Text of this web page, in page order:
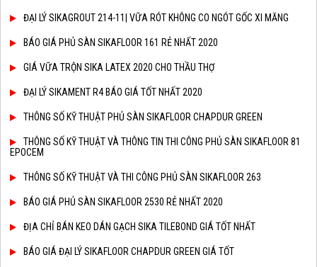
ĐẠI LÝ SIKAGROUT 214-11| VỮA RÓT KHÔNG CO NGÓT GỐC XI MĂNG
BÁO GIÁ PHỦ SÀN SIKAFLOOR 161 RẺ NHẤT 2020
GIÁ VỮA TRỘN SIKA LATEX 2020 CHO THẦU THỢ
ĐẠI LÝ SIKAMENT R4 BÁO GIÁ TỐT NHẤT 2020
THÔNG SỐ KỸ THUẬT PHỦ SÀN SIKAFLOOR CHAPDUR GREEN
THÔNG SỐ KỸ THUẬT VÀ THÔNG TIN THI CÔNG PHỦ SÀN SIKAFLOOR 81
EPOCEM
THÔNG SỐ KỸ THUẬT VÀ THI CÔNG PHỦ SÀN SIKAFLOOR 263
BÁO GIÁ PHỦ SÀN SIKAFLOOR 2530 RẺ NHẤT 2020
ĐỊA CHỈ BÁN KEO DÁN GẠCH SIKA TILEBOND GIÁ TỐT NHẤT
BÁO GIÁ ĐẠI LÝ SIKAFLOOR CHAPDUR GREEN GIÁ TỐT